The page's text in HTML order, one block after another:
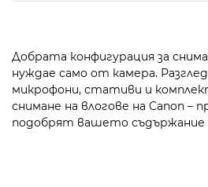
Добрата конфигурация за
нуждае само от камера.
микрофони, стативи и
снимане на влогове на Canon –
подобрят вашето съдържание